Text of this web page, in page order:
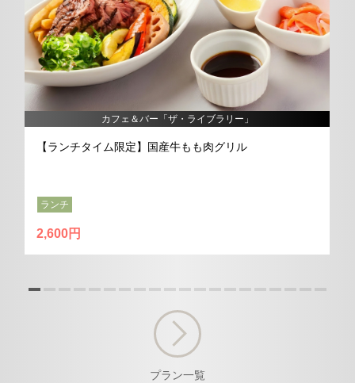
カフェ＆バー「ザ・ライブラリー」
【ランチタイム限定】国産牛もも肉グリル
ランチ
2,600円
プラン一覧